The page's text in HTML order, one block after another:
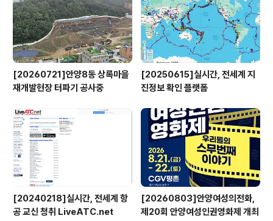
[20260721]안양8동 상록마을
재개발현장 터파기 공사중
[20250615]실시간, 전세계 지
진정보 확인 플랫폼
[20240218]실시간, 전세계 항
공 교신 청취 LiveATC.net
[20260803]안양여성의전화,
제20회 안양여성인권영화제 개최